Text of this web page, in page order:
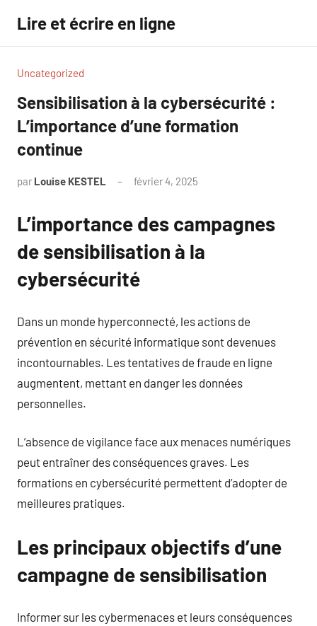
contenu
Lire et écrire en ligne
Uncategorized
Sensibilisation à la cybersécurité :
L’importance d’une formation
continue
par Louise KESTEL février 4, 2025
L’importance des campagnes
de sensibilisation à la
cybersécurité
Dans un monde hyperconnecté, les actions de
prévention en sécurité informatique sont devenues
incontournables. Les tentatives de fraude en ligne
augmentent, mettant en danger les données
personnelles.
L’absence de vigilance face aux menaces numériques
peut entraîner des conséquences graves. Les
formations en cybersécurité permettent d’adopter de
meilleures pratiques.
Les principaux objectifs d’une
campagne de sensibilisation
Informer sur les cybermenaces et leurs conséquences